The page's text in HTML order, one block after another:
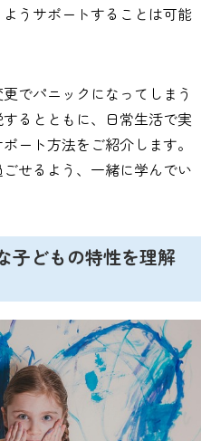
うサポートすることは可能
でパニックになってしまう
るとともに、日常生活で実
ート方法をご紹介します。
せるよう、一緒に学んでい
子どもの特性を理解